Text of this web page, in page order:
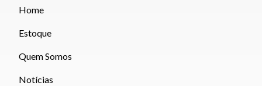
Home
Estoque
Quem Somos
Notícias